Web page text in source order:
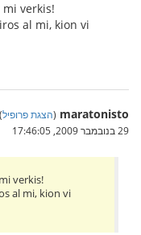
verkis!
al mi, kion vi
maratonisto
(הצגת פרופיל)
29 בנובמבר 2009, 17:46:05
verkis!
al mi, kion vi